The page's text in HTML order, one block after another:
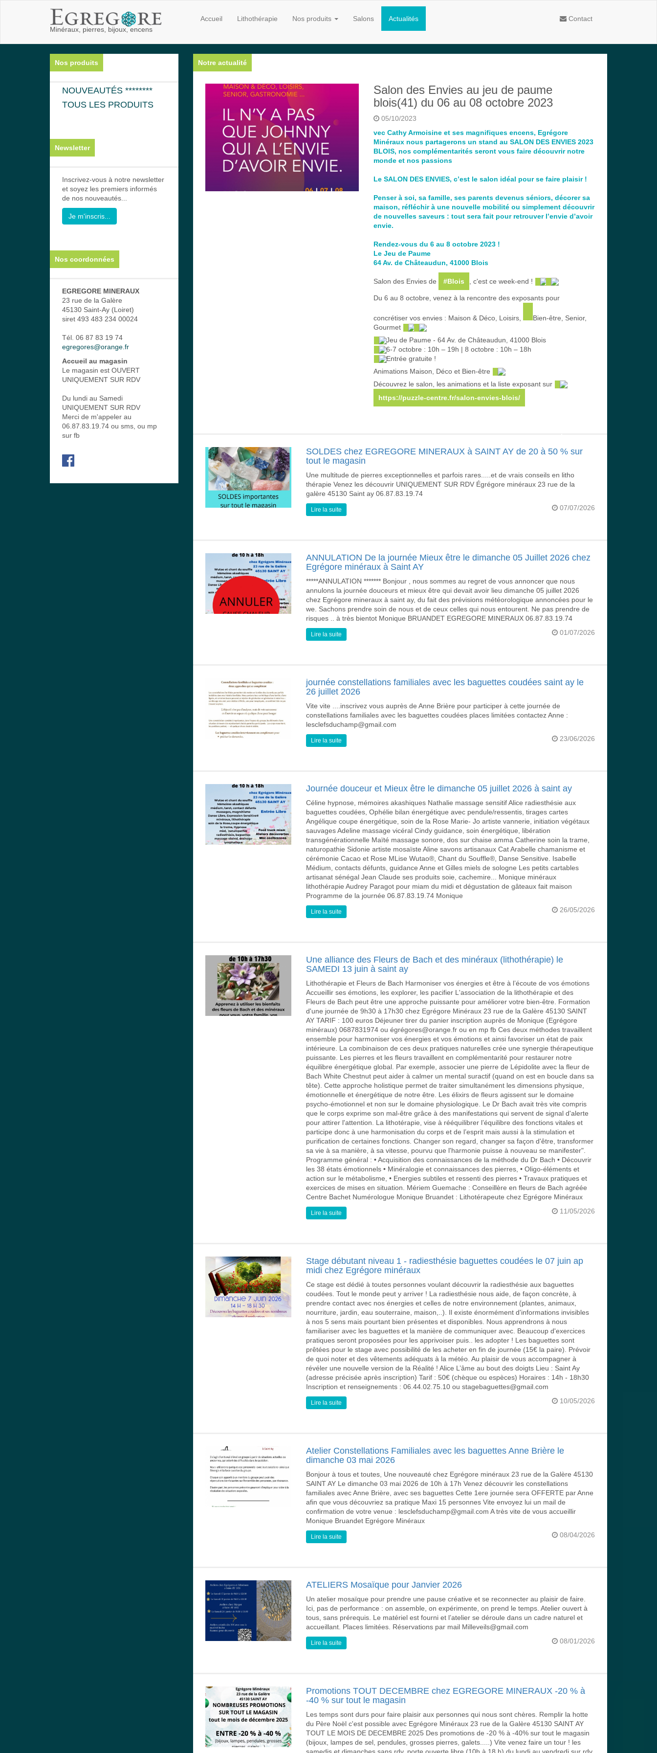
Minéraux, pierres, bijoux, encens
Accueil Lithothérapie Nos produits Salons Actualités Contact
Nos produits
NOUVEAUTÉS ********
TOUS LES PRODUITS
Newsletter
Inscrivez-vous à notre newsletter
et soyez les premiers informés
de nos nouveautés...
Je m'inscris...
Nos coordonnées
EGREGORE MINERAUX
23 rue de la Galère
45130 Saint-Ay (Loiret)
siret 493 483 234 00024
Tél. 06 87 83 19 74
egregores@orange.fr
Accueil au magasin
Le magasin est OUVERT
UNIQUEMENT SUR RDV
Du lundi au Samedi
UNIQUEMENT SUR RDV
Merci de m'appeler au
06.87.83.19.74 ou sms, ou mp
sur fb
Notre actualité
Salon des Envies au jeu de paume
blois(41) du 06 au 08 octobre 2023
05/10/2023
vec Cathy Armoisine et ses magnifiques encens, Egrégore
Minéraux nous partagerons un stand au SALON DES ENVIES 2023
BLOIS, nos complémentarités seront vous faire découvrir notre
monde et nos passions
Le SALON DES ENVIES, c’est le salon idéal pour se faire plaisir !
Penser à soi, sa famille, ses parents devenus séniors, décorer sa
maison, réfléchir à une nouvelle mobilité ou simplement découvrir
de nouvelles saveurs : tout sera fait pour retrouver l’envie d’avoir
envie.
Rendez-vous du 6 au 8 octobre 2023 !
Le Jeu de Paume
64 Av. de Châteaudun, 41000 Blois
Salon des Envies de #Blois , c'est ce week-end !
Du 6 au 8 octobre, venez à la rencontre des exposants pour
concrétiser vos envies : Maison & Déco, Loisirs,
Bien-être, Senior,
Gourmet
Jeu de Paume - 64 Av. de Châteaudun, 41000 Blois
6-7 octobre : 10h – 19h | 8 octobre : 10h – 18h
Entrée gratuite !
Animations Maison, Déco et Bien-être
Découvrez le salon, les animations et la liste exposant sur
https://puzzle-centre.fr/salon-envies-blois/
SOLDES chez EGREGORE MINERAUX à SAINT AY de 20 à 50 % sur
tout le magasin
Une multitude de pierres exceptionnelles et parfois rares.....et de vrais conseils en litho
thérapie Venez les découvrir UNIQUEMENT SUR RDV Égrégore minéraux 23 rue de la
galère 45130 Saint ay 06.87.83.19.74
07/07/2026
Lire la suite
ANNULATION De la journée Mieux être le dimanche 05 Juillet 2026 chez
Egrégore minéraux à Saint AY
*****ANNULATION ******* Bonjour , nous sommes au regret de vous annoncer que nous
annulons la journée douceurs et mieux être qui devait avoir lieu dimanche 05 juillet 2026
chez Egrégore mineraux à saint ay, du fait des prévisions météorologique annoncées pour le
we. Sachons prendre soin de nous et de ceux celles qui nous entourent. Ne pas prendre de
risques .. à très bientot Monique BRUANDET EGREGORE MINERAUX 06.87.83.19.74
01/07/2026
Lire la suite
journée constellations familiales avec les baguettes coudées saint ay le
26 juillet 2026
Vite vite ....inscrivez vous auprès de Anne Brière pour participer à cette journée de
constellations familiales avec les baguettes coudées places limitées contactez Anne :
lesclefsduchamp@gmail.com
23/06/2026
Lire la suite
Journée douceur et Mieux être le dimanche 05 juillet 2026 à saint ay
Céline hypnose, mémoires akashiques Nathalie massage sensitif Alice radiesthésie aux
baguettes coudées, Ophélie bilan énergétique avec pendule/ressentis, tirages cartes
Angélique coupe énergétique, soin de la Rose Marie- Jo artiste vannerie, initiation végétaux
sauvages Adeline massage vicéral Cindy guidance, soin énergétique, libération
transgénérationnelle Maïté massage sonore, dos sur chaise amma Catherine soin la trame,
naturopathie Sidonie artiste mosaïste Aline savons artisanaux Cat Arabelle chamanisme et
cérémonie Cacao et Rose MLise Wutao®, Chant du Souffle®, Danse Sensitive. Isabelle
Médium, contacts défunts, guidance Anne et Gilles miels de sologne Les petits cartables
artisanat sénégal Jean Claude ses produits soie, cachemire... Monique minéraux
lithothérapie Audrey Paragot pour miam du midi et dégustation de gâteaux fait maison
Programme de la journée 06.87.83.19.74 Monique
26/05/2026
Lire la suite
Une alliance des Fleurs de Bach et des minéraux (lithothérapie) le
SAMEDI 13 juin à saint ay
Lithothérapie et Fleurs de Bach Harmoniser vos énergies et être à l’écoute de vos émotions
Accueillir ses émotions, les explorer, les pacifier L'association de la lithothérapie et des
Fleurs de Bach peut être une approche puissante pour améliorer votre bien-être. Formation
d'une journée de 9h30 à 17h30 chez Egrégore Minéraux 23 rue de la Galère 45130 SAINT
AY TARIF : 100 euros Déjeuner tirer du panier inscription auprès de Monique (Egrégore
minéraux) 0687831974 ou égrégores@orange.fr ou en mp fb Ces deux méthodes travaillent
ensemble pour harmoniser vos énergies et vos émotions et ainsi favoriser un état de paix
intérieure. La combinaison de ces deux pratiques naturelles crée une synergie thérapeutique
puissante. Les pierres et les fleurs travaillent en complémentarité pour restaurer notre
équilibre énergétique global. Par exemple, associer une pierre de Lépidolite avec la fleur de
Bach White Chestnut peut aider à calmer un mental suractif (quand on est en boucle dans sa
tête). Cette approche holistique permet de traiter simultanément les dimensions physique,
émotionnelle et énergétique de notre être. Les élixirs de fleurs agissent sur le domaine
psycho-émotionnel et non sur le domaine physiologique. Le Dr Bach avait très vite compris
que le corps exprime son mal-être grâce à des manifestations qui servent de signal d'alerte
pour attirer l'attention. La lithotérapie, vise à rééquilibrer l’équilibre des fonctions vitales et
participe donc à une harmonisation du corps et de l’esprit mais aussi à la stimulation et
purification de certaines fonctions. Changer son regard, changer sa façon d'être, transformer
sa vie à sa manière, à sa vitesse, pourvu que l'harmonie puisse à nouveau se manifester".
Programme général : • Acquisition des connaissances de la méthode du Dr Bach • Découvrir
les 38 états émotionnels • Minéralogie et connaissances des pierres, • Oligo-éléments et
action sur le métabolisme, • Energies subtiles et ressenti des pierres • Travaux pratiques et
exercices de mises en situation. Mériem Guemache : Conseillère en fleurs de Bach agréée
Centre Bachet Numérologue Monique Bruandet : Lithotérapeute chez Egrégore Minéraux
11/05/2026
Lire la suite
Stage débutant niveau 1 - radiesthésie baguettes coudées le 07 juin ap
midi chez Egrégore minéraux
Ce stage est dédié à toutes personnes voulant découvrir la radiesthésie aux baguettes
coudées. Tout le monde peut y arriver ! La radiesthésie nous aide, de façon concrète, à
prendre contact avec nos énergies et celles de notre environnement (plantes, animaux,
nourriture, jardin, eau souterraine, maison,..). Il existe énormément d'informations invisibles
à nos 5 sens mais pourtant bien présentes et disponibles. Nous apprendrons à nous
familiariser avec les baguettes et la manière de communiquer avec. Beaucoup d'exercices
pratiques seront proposées pour les apprivoiser puis.. les adopter ! Les baguettes sont
prêtées pour le stage avec possibilité de les acheter en fin de journée (15€ la paire). Prévoir
de quoi noter et des vêtements adéquats à la météo. Au plaisir de vous accompagner à
révéler une nouvelle version de la Réalité ! Alice L’âme au bout des doigts Lieu : Saint Ay
(adresse précisée après inscription) Tarif : 50€ (chèque ou espèces) Horaires : 14h - 18h30
Inscription et renseignements : 06.44.02.75.10 ou stagebaguettes@gmail.com
10/05/2026
Lire la suite
Atelier Constellations Familiales avec les baguettes Anne Brière le
dimanche 03 mai 2026
Bonjour à tous et toutes, Une nouveauté chez Egrégore minéraux 23 rue de la Galère 45130
SAINT AY Le dimanche 03 mai 2026 de 10h à 17h Venez découvrir les constellations
familiales avec Anne Brière, avec ses baguettes Cette 1ere journée sera OFFERTE par Anne
afin que vous découvriez sa pratique Maxi 15 personnes Vite envoyez lui un mail de
confirmation de votre venue : lesclefsduchamp@gmail.com A très vite de vous accueillir
Monique Bruandet Egrégore Minéraux
08/04/2026
Lire la suite
ATELIERS Mosaïque pour Janvier 2026
Un atelier mosaïque pour prendre une pause créative et se reconnecter au plaisir de faire.
Ici, pas de performance : on assemble, on expérimente, on prend le temps. Atelier ouvert à
tous, sans prérequis. Le matériel est fourni et l’atelier se déroule dans un cadre naturel et
accueillant. Places limitées. Réservations par mail Milleveils@gmail.com
08/01/2026
Lire la suite
Promotions TOUT DECEMBRE chez EGREGORE MINERAUX -20 % à
-40 % sur tout le magasin
Les temps sont durs pour faire plaisir aux personnes qui nous sont chères. Remplir la hotte
du Père Noël c'est possible avec Egrégore Minéraux 23 rue de la Galère 45130 SAINT AY
TOUT LE MOIS DE DECEMBRE 2025 Des promotions de -20 % à -40% sur tout le magasin
(bijoux, lampes de sel, pendules, grosses pierres, galets.....) Vite venez faire un tour ! les